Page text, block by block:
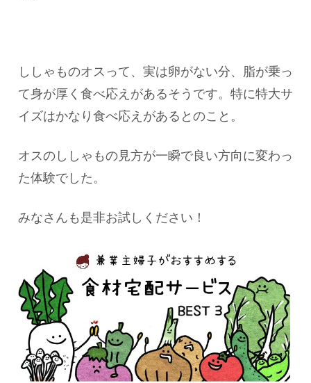
ししゃものオスって、実は卵がない分、脂が乗っ
て身が厚く食べ応えがあるそうです。特に特大サ
イズはかなり食べ応えがあるとのこと。
オスのししゃもの見方が一瞬で良い方向に変わっ
た体験でした。
みなさんも是非お試しください！